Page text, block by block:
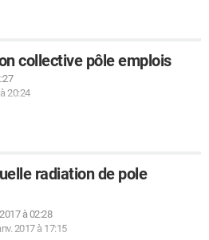
collective pôle emplois
20:24
radiation de pole
à 02:28
2017 à 17:15